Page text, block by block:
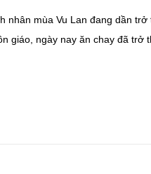
nhân mùa Vu Lan đang dần
giáo, ngày nay ăn chay đã trở